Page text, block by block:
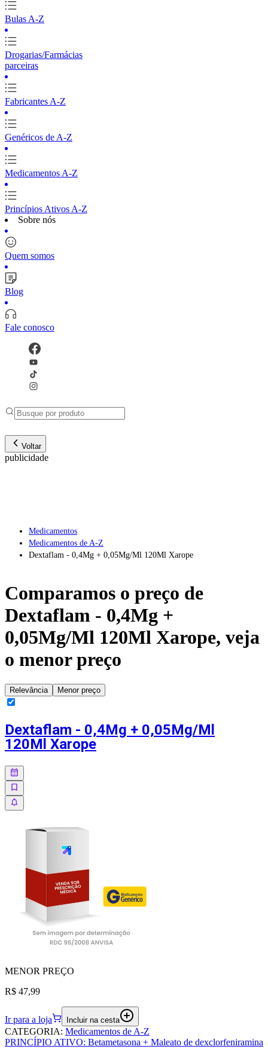
Bulas A-Z
Drogarias/Farmácias
parceiras
Fabricantes A-Z
Genéricos de A-Z
Medicamentos A-Z
Princípios Ativos A-Z
Sobre nós
Quem somos
Blog
Fale conosco
Voltar
publicidade
Medicamentos
Medicamentos de A-Z
Dextaflam - 0,4Mg + 0,05Mg/Ml 120Ml Xarope
Comparamos o preço de
Dextaflam - 0,4Mg +
0,05Mg/Ml 120Ml Xarope, veja
o menor preço
Relevância Menor preço
Dextaflam - 0,4Mg + 0,05Mg/Ml
120Ml Xarope
MENOR PREÇO
R$ 47,99
Ir para a loja Incluir na cesta
CATEGORIA: Medicamentos de A-Z
PRINCÍPIO ATIVO: Betametasona + Maleato de dexclorfeniramina